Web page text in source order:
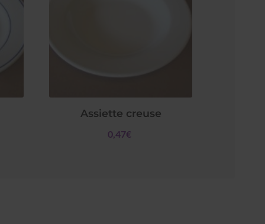
Assiette creuse
0,47€